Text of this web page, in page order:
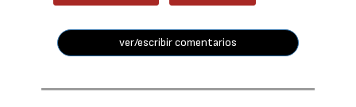
ver/escribir comentarios